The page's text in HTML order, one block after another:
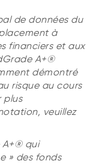
de données du
à
financiers et aux
A+®
démontré
risque au cours
plus
veuillez
A+® qui
» des fonds